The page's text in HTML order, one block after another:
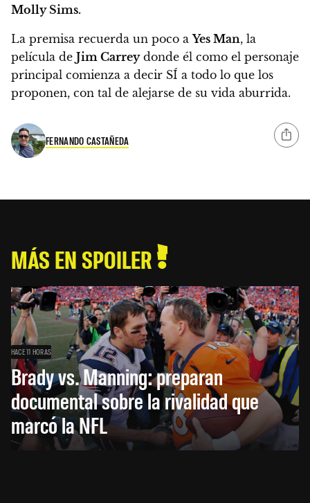
Molly Sims.
La premisa recuerda un poco aYes Man, la
película de Jim Carreydonde él como el personaje
principal comienza a decir SÍ a todo lo que los
proponen, con tal de alejarse de su vida aburrida.
FERNANDO CASTAÑEDA
MÁS EN SPOILER
HACE 11 HORAS
Brady vs. Manning: preparan
documental sobre la rivalidad que
marcó la NFL